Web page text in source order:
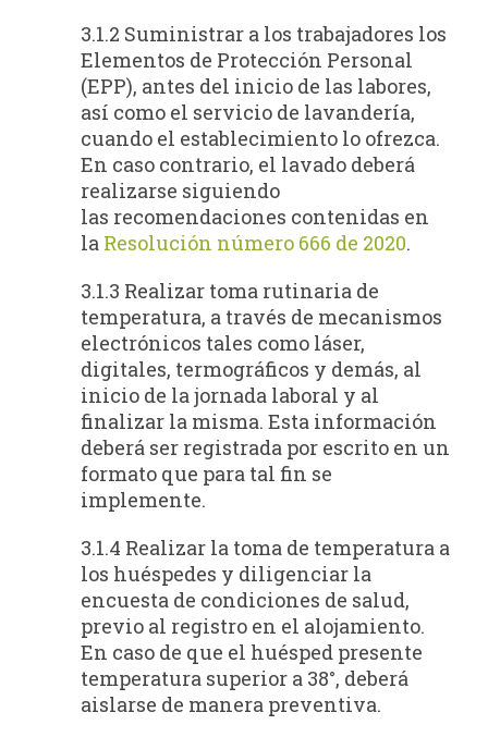
3.1.2 Suministrar a los trabajadores los
Elementos de Protección Personal
(EPP), antes del inicio de las labores,
así como el servicio de lavandería,
cuando el establecimiento lo ofrezca.
En caso contrario, el lavado deberá
realizarse siguiendo
las recomendaciones contenidas en
la Resolución número 666 de 2020.
3.1.3 Realizar toma rutinaria de
temperatura, a través de mecanismos
electrónicos tales como láser,
digitales, termográficos y demás, al
inicio de la jornada laboral y al
finalizar la misma. Esta información
deberá ser registrada por escrito en un
formato que para tal fin se
implemente.
3.1.4 Realizar la toma de temperatura a
los huéspedes y diligenciar la
encuesta de condiciones de salud,
previo al registro en el alojamiento.
En caso de que el huésped presente
temperatura superior a 38°, deberá
aislarse de manera preventiva.